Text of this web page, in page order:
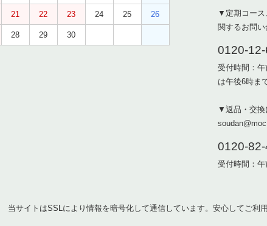
21 22 23 24 25 26
28 29 30
▼定期コース
関するお問い
0120-
受付時間：
は午後6時まで
▼返品・交換
0120-
受付時間：午
当サイトはSSLにより情報を暗号化して通信しています。安心してご利用